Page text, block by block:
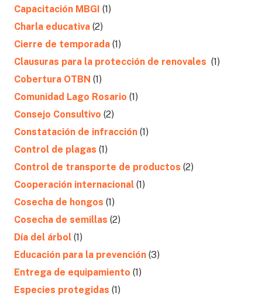
Capacitación MBGI (1)
Charla educativa (2)
Cierre de temporada (1)
Clausuras para la protección de renovales (1)
Cobertura OTBN (1)
Comunidad Lago Rosario (1)
Consejo Consultivo (2)
Constatación de infracción (1)
Control de plagas (1)
Control de transporte de productos (2)
Cooperación internacional (1)
Cosecha de hongos (1)
Cosecha de semillas (2)
Día del árbol (1)
Educación para la prevención (3)
Entrega de equipamiento (1)
Especies protegidas (1)